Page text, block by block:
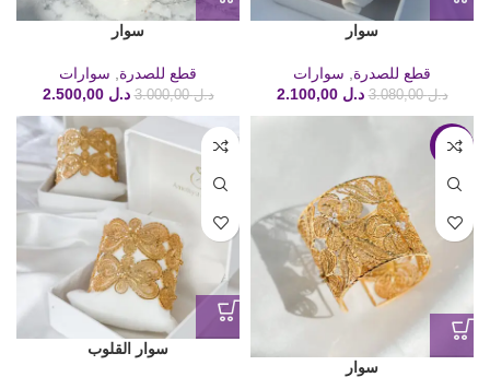
سوار
قطع للصدرة سوارات
د.ل3.080,00 د.ل 2.100,00
سوار
قطع للصدرة سوارات
د.ل3.000,00 د.ل 2.500,00
-10%
سوار
سوار القلوب